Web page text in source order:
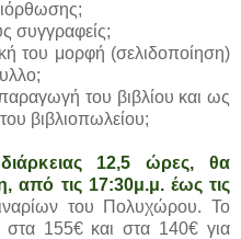
συγγραφείς;
του μορφή (σελιδοποίηση)
του βιβλίου και ως
βιβλιοπωλείου;
12,5 ώρες, θα
από τις 17:30μ.μ. έως τις
του Πολυχώρου. Το
στα 155€ και στα 140€ για